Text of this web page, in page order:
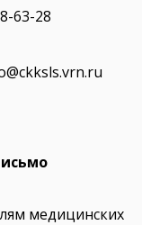
63-28
медицинских